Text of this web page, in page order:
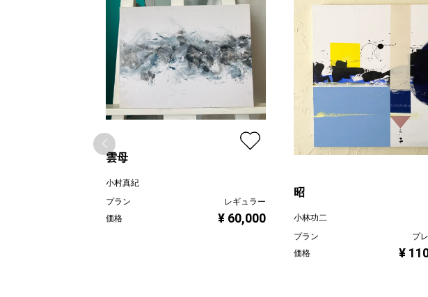
雲母
小村真紀
プラン
レギュラー
価格
¥ 60,000
昭
小林功二
プラン
プ
価格
¥